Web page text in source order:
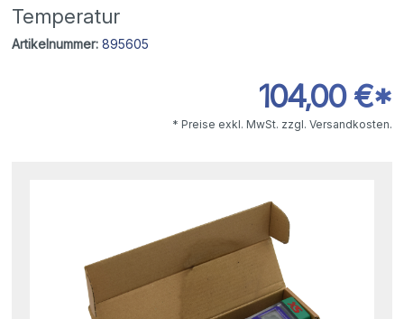
Temperatur
Artikelnummer: 895605
104,00 €*
* Preise exkl. MwSt. zzgl. Versandkosten.